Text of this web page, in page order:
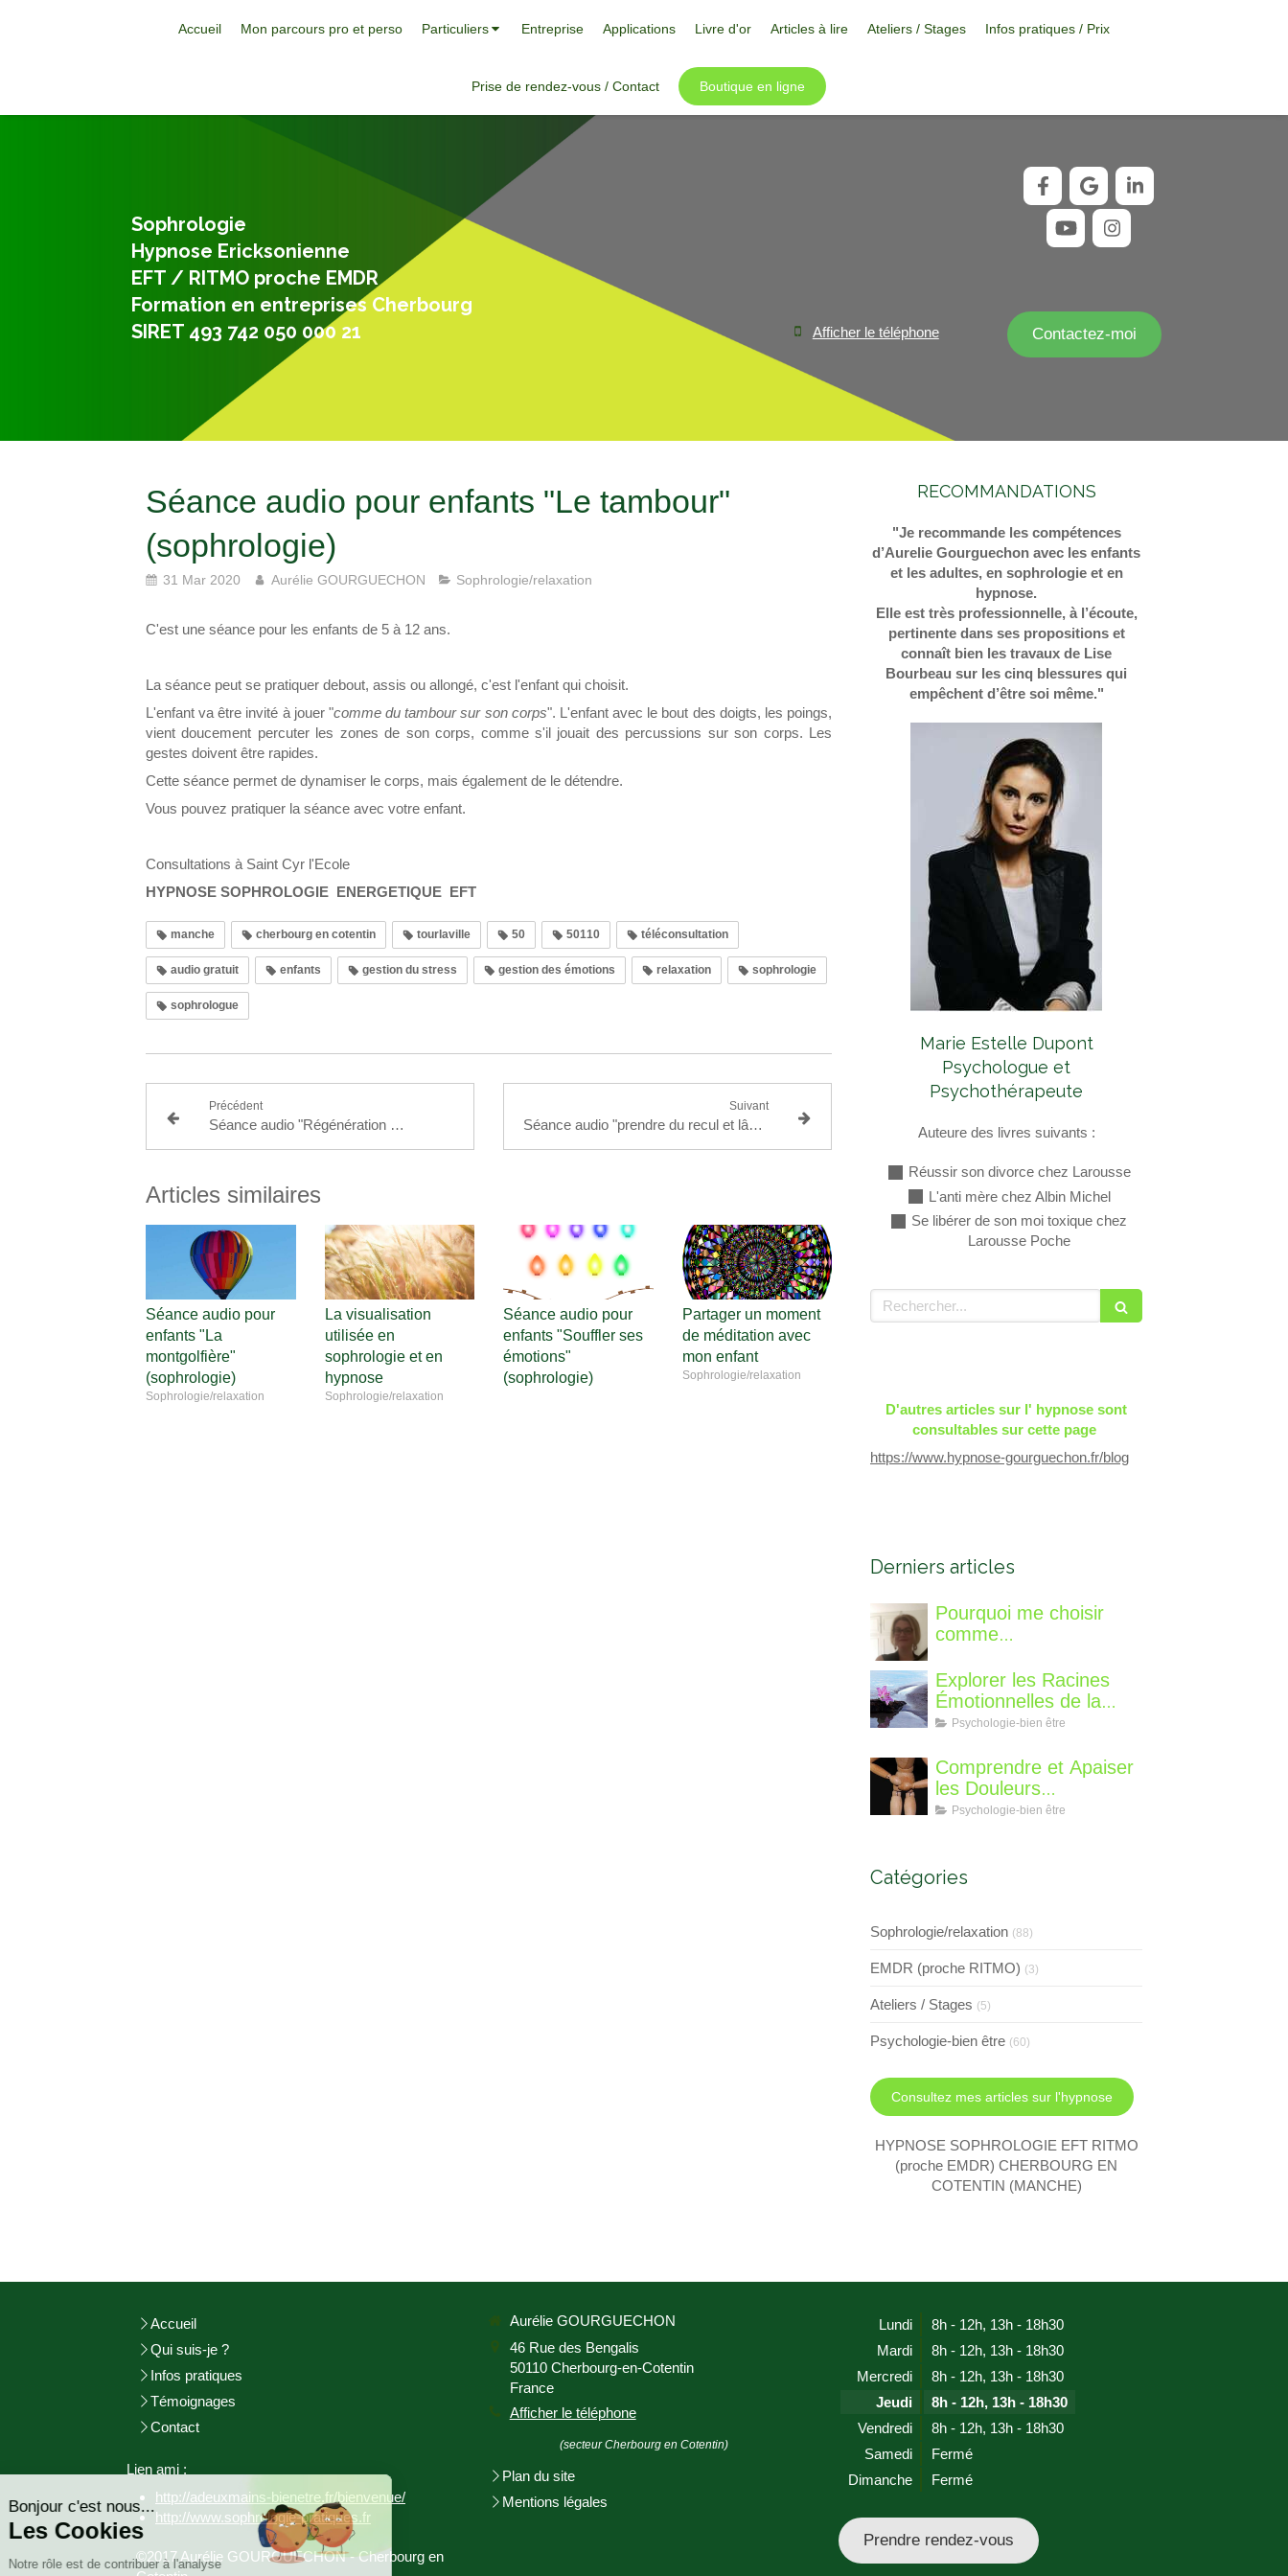
Accueil Mon parcours pro et perso Particuliers Entreprise Applications Livre d'or Articles à lire Ateliers / Stages Infos pratiques / Prix
Prise de rendez-vous / Contact Boutique en ligne
Sophrologie
Hypnose Ericksonienne
EFT / RITMO proche EMDR
Formation en entreprises Cherbourg
SIRET 493 742 050 000 21
Contactez-moi
Afficher le téléphone
Séance audio pour enfants "Le tambour"
(sophrologie)
31 Mar 2020 Aurélie GOURGUECHON Sophrologie/relaxation
C'est une séance pour les enfants de 5 à 12 ans.
La séance peut se pratiquer debout, assis ou allongé, c'est l'enfant qui choisit.
L'enfant va être invité à jouer "comme du tambour sur son corps". L'enfant avec le bout des doigts, les poings,
vient doucement percuter les zones de son corps, comme s'il jouait des percussions sur son corps. Les
gestes doivent être rapides.
Cette séance permet de dynamiser le corps, mais également de le détendre.
Vous pouvez pratiquer la séance avec votre enfant.
Consultations à Saint Cyr l'Ecole
HYPNOSE SOPHROLOGIE ENERGETIQUE EFT
manche cherbourg en cotentin tourlaville 50 50110 téléconsultation
audio gratuit enfants gestion du stress gestion des émotions relaxation sophrologie
sophrologue
Précédent
Séance audio "Régénération du système immunitaire" (auto hypnose)
Suivant
Séance audio "prendre du recul et lâcher prise" (auto hypnose)
Articles similaires
Séance audio pour
enfants "La
montgolfière"
(sophrologie)
Sophrologie/relaxation
La visualisation
utilisée en
sophrologie et en
hypnose
Sophrologie/relaxation
Séance audio pour
enfants "Souffler ses
émotions"
(sophrologie)
Partager un moment
de méditation avec
mon enfant
Sophrologie/relaxation
RECOMMANDATIONS
"Je recommande les compétences
d’Aurelie Gourguechon avec les enfants
et les adultes, en sophrologie et en
hypnose.
Elle est très professionnelle, à l’écoute,
pertinente dans ses propositions et
connaît bien les travaux de Lise
Bourbeau sur les cinq blessures qui
empêchent d’être soi même."
Marie Estelle Dupont
Psychologue et
Psychothérapeute
Auteure des livres suivants :
Réussir son divorce chez Larousse
L'anti mère chez Albin Michel
Se libérer de son moi toxique chez
Larousse Poche
Rechercher
D'autres articles sur l' hypnose sont
consultables sur cette page
https://www.hypnose-gourguechon.fr/blog
Derniers articles
Pourquoi me choisir
comme
suis-je, qu'est ce que je
vous propose de
différent?
Explorer les Racines
Émotionnelles de la
Perte de Poids : Un
Psychologie-bien être
Comprendre et Apaiser
les Douleurs
Neuroplastiques : Une
l'EFT
Psychologie-bien être
Catégories
Sophrologie/relaxation (88)
EMDR (proche RITMO) (3)
Ateliers / Stages (5)
Psychologie-bien être (60)
Consultez mes articles sur l'hypnose
HYPNOSE SOPHROLOGIE EFT RITMO
(proche EMDR) CHERBOURG EN
COTENTIN (MANCHE)
Accueil
Qui suis-je ?
Infos pratiques
Témoignages
Contact
Lien ami :
http://adeuxmains-bienetre.fr/bienvenue/
http://www.sophrologie-pratiques.fr
©2017 Aurélie GOURGUECHON - Cherbourg en
Aurélie GOURGUECHON
46 Rue des Bengalis
50110 Cherbourg-en-Cotentin
France
Afficher le téléphone
(secteur Cherbourg en Cotentin)
Plan du site
Mentions légales
Lundi 8h - 12h, 13h - 18h30
Mardi
8h - 12h, 13h - 18h30
Mercredi
8h - 12h, 13h - 18h30
Jeudi
8h - 12h, 13h - 18h30
Vendredi
8h - 12h, 13h - 18h30
Samedi
Fermé
Dimanche
Fermé
Prendre rendez-vous
Bonjour c'est nous...
Les Cookies
Notre rôle est de contribuer à l'analyse